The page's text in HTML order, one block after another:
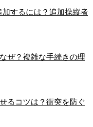
加するには？追加操縦者
ぜ？複雑な手続きの理
るコツは？衝突を防ぐ